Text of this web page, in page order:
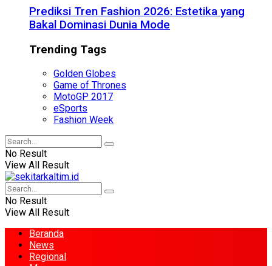
Prediksi Tren Fashion 2026: Estetika yang
Bakal Dominasi Dunia Mode
Trending Tags
Golden Globes
Game of Thrones
MotoGP 2017
eSports
Fashion Week
No Result
View All Result
No Result
View All Result
Beranda
News
Regional